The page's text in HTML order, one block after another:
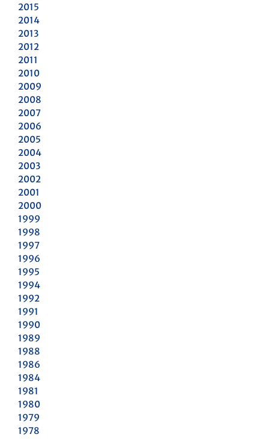
2015
2014
2013
2012
2011
2010
2009
2008
2007
2006
2005
2004
2003
2002
2001
2000
1999
1998
1997
1996
1995
1994
1992
1991
1990
1989
1988
1986
1984
1981
1980
1979
1978